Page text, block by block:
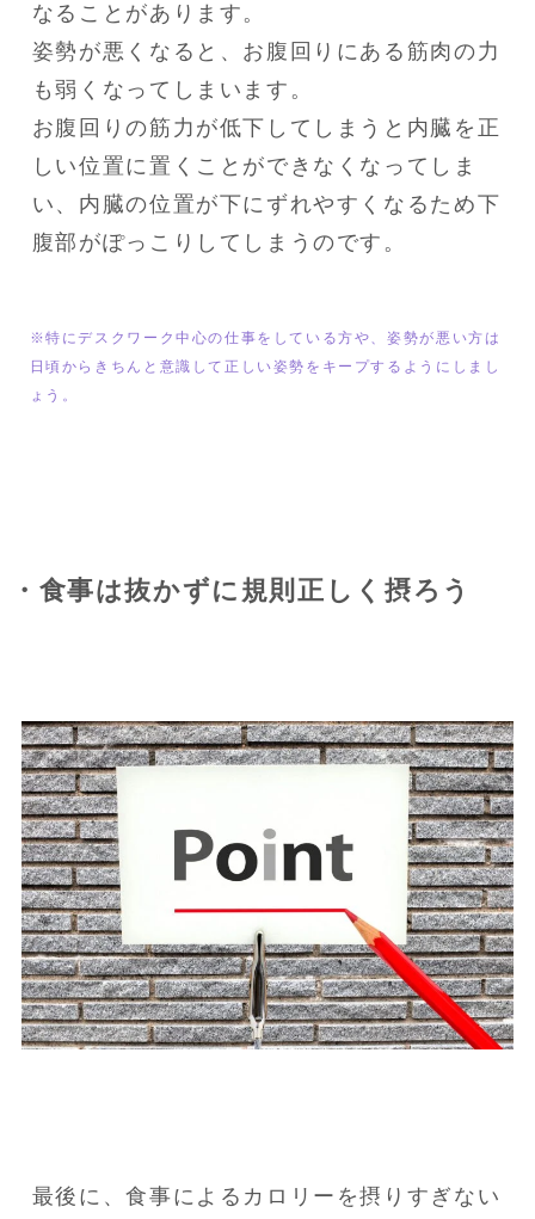
なることがあります。
姿勢が悪くなると、お腹回りにある筋肉の力
も弱くなってしまいます。
お腹回りの筋力が低下してしまうと内臓を正
しい位置に置くことができなくなってしま
い、内臓の位置が下にずれやすくなるため下
腹部がぽっこりしてしまうのです。
※特にデスクワーク中心の仕事をしている方や、姿勢が悪い方は
日頃からきちんと意識して正しい姿勢をキープするようにしまし
ょう。
・食事は抜かずに規則正しく摂ろう
最後に、食事によるカロリーを摂りすぎない